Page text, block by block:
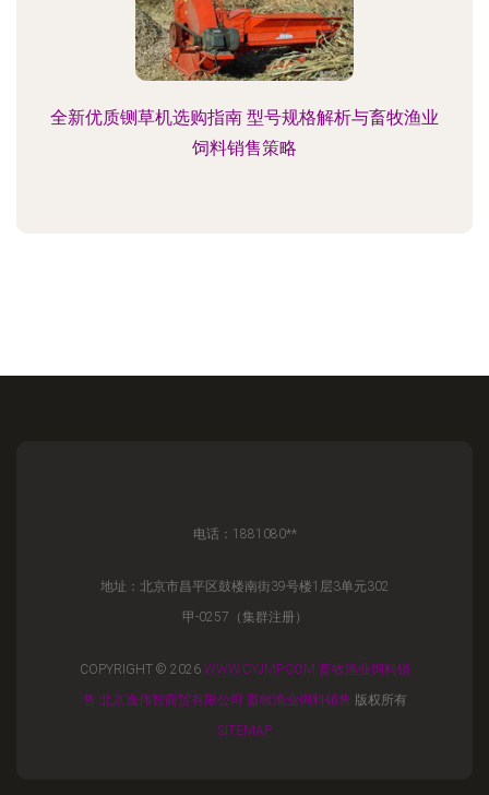
全新优质铡草机选购指南 型号规格解析与畜牧渔业
饲料销售策略
电话：1881080**
地址：北京市昌平区鼓楼南街39号楼1层3单元302
甲-0257（集群注册）
COPYRIGHT © 2026 WWW.CYJMP.COM 畜牧渔业饲料销
售 北京逸伟智商贸有限公司 畜牧渔业饲料销售 版权所有
SITEMAP